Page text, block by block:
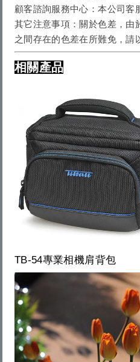
顧客諮詢服務中心：本公司客
其它注意事項： 關於色差，由
之間存在的色差在所難免，請
相關產品
TB-54專業相機肩背包